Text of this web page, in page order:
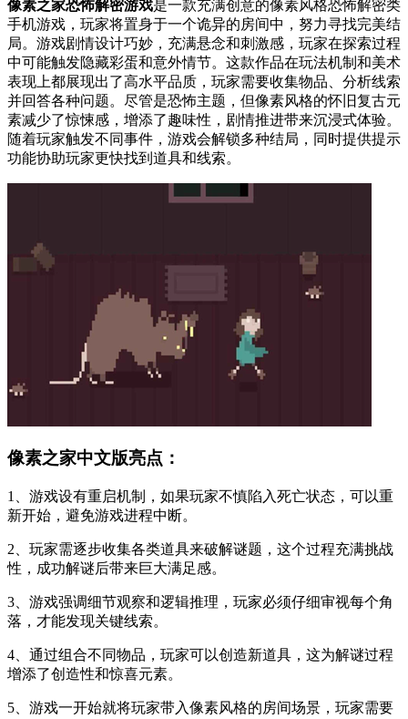
像素之家恐怖解密游戏是一款充满创意的像素风格恐怖解密类
手机游戏，玩家将置身于一个诡异的房间中，努力寻找完美结
局。游戏剧情设计巧妙，充满悬念和刺激感，玩家在探索过程
中可能触发隐藏彩蛋和意外情节。这款作品在玩法机制和美术
表现上都展现出了高水平品质，玩家需要收集物品、分析线索
并回答各种问题。尽管是恐怖主题，但像素风格的怀旧复古元
素减少了惊悚感，增添了趣味性，剧情推进带来沉浸式体验。
随着玩家触发不同事件，游戏会解锁多种结局，同时提供提示
功能协助玩家更快找到道具和线索。
像素之家中文版亮点：
1、游戏设有重启机制，如果玩家不慎陷入死亡状态，可以重
新开始，避免游戏进程中断。
2、玩家需逐步收集各类道具来破解谜题，这个过程充满挑战
性，成功解谜后带来巨大满足感。
3、游戏强调细节观察和逻辑推理，玩家必须仔细审视每个角
落，才能发现关键线索。
4、通过组合不同物品，玩家可以创造新道具，这为解谜过程
增添了创造性和惊喜元素。
5、游戏一开始就将玩家带入像素风格的房间场景，玩家需要